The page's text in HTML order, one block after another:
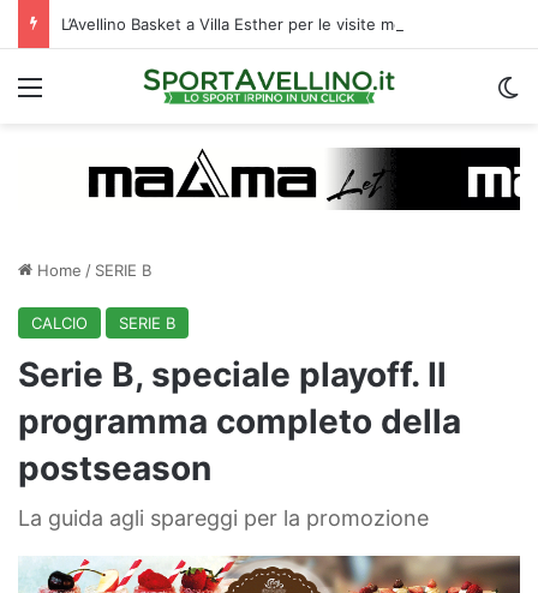
Menu
Home / SERIE B
CALCIO SERIE B
Serie B, speciale playoff. Il
programma completo della
postseason
La guida agli spareggi per la promozione